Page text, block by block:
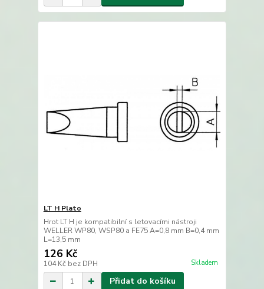
LT H Plato
Hrot LT H je kompatibilní s letovacími nástroji
WELLER WP80, WSP80 a FE75 A=0,8 mm B=0,4 mm
L=13,5 mm
126 Kč
104 Kč bez DPH Skladem
Přidat do košíku